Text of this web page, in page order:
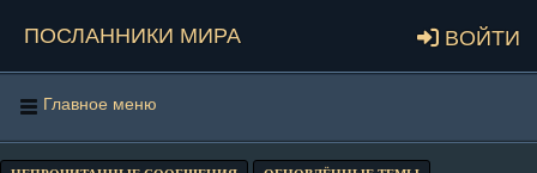
Посланники мира Войти
Главное меню